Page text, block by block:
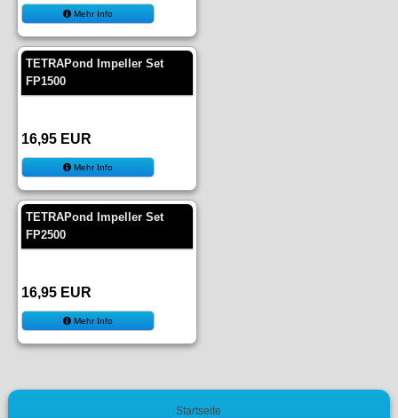
Mehr Info
TETRAPond Impeller Set
FP1500
16,95 EUR
Mehr Info
TETRAPond Impeller Set
FP2500
16,95 EUR
Mehr Info
Startseite